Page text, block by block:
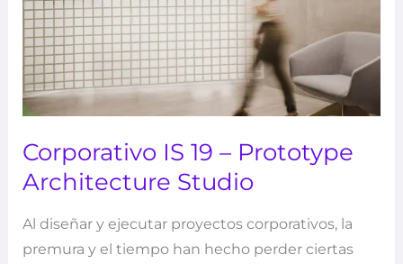
Corporativo IS 19 – Prototype
Architecture Studio
Al diseñar y ejecutar proyectos corporativos, la
premura y el tiempo han hecho perder ciertas